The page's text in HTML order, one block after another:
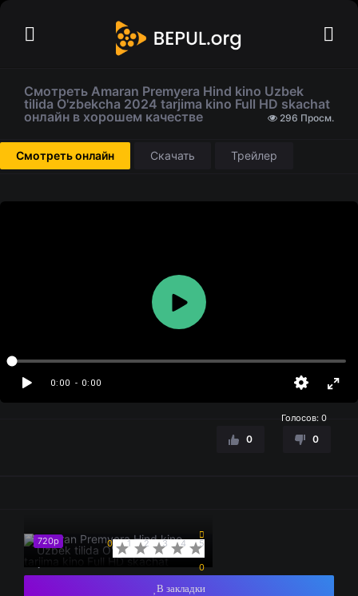
Смотреть Amaran Premyera Hind kino Uzbek
tilida O'zbekcha 2024 tarjima kino Full HD skachat
онлайн в хорошем качестве
296 Просм.
Смотреть онлайн Скачать Трейлер
0:00 - 0:00
0 0
Голосов: 0
720p 0 1 2 3 4 5
0
В закладки